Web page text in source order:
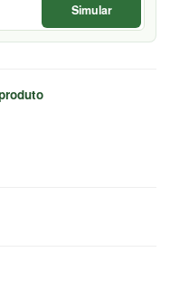
Simular